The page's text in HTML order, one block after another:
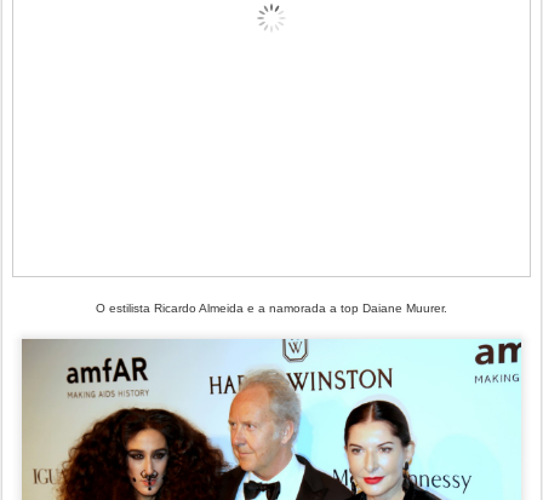
O estilista Ricardo Almeida e a namorada a top Daiane Muurer.